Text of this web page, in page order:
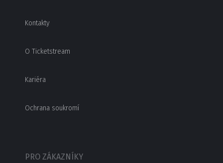
Kontakty
O Ticketstream
Kariéra
Ochrana soukromí
PRO ZÁKAZNÍKY